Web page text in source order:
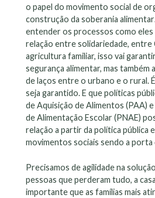
o papel do movimento social de
construção da soberania
entender os processos como eles
relação entre solidariedade, entre
agricultura familiar, isso vai
segurança alimentar, mas também
de laços entre o urbano e o rural.
seja garantido. E que políticas
de Aquisição de Alimentos (PAA)
de Alimentação Escolar (PNAE)
relação a partir da política pública
movimentos sociais sendo a porta
Precisamos de agilidade na
pessoas que perderam tudo, a
importante que as famílias mais